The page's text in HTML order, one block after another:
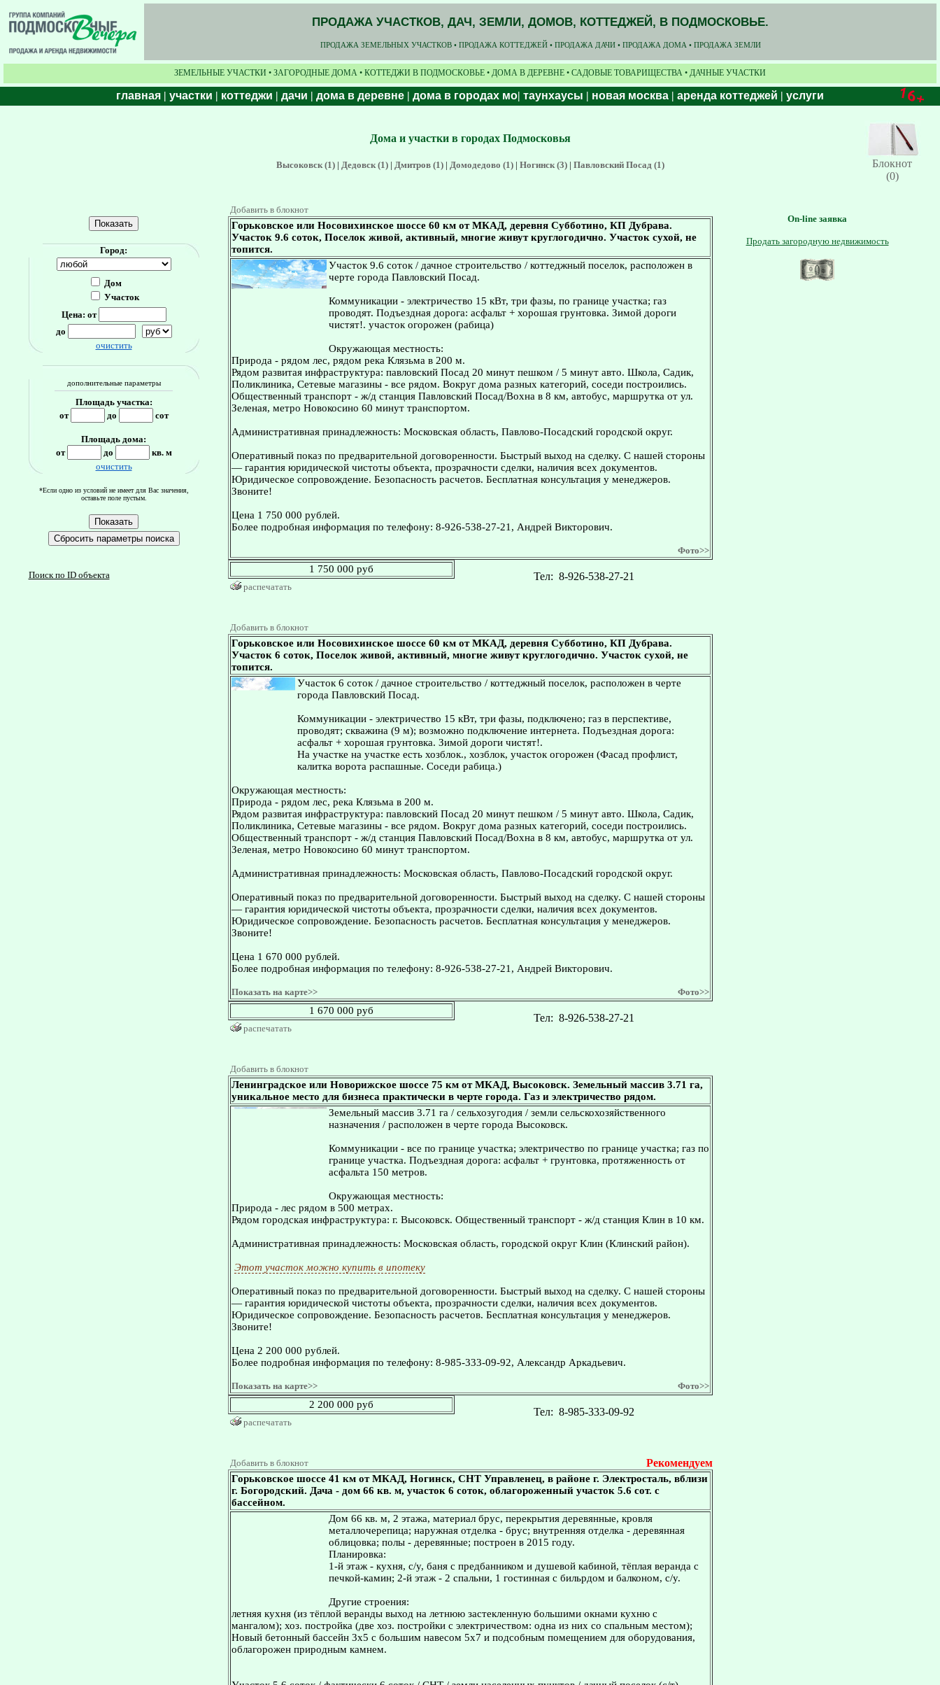
ПРОДАЖА УЧАСТКОВ, ДАЧ, ЗЕМЛИ, ДОМОВ, КОТТЕДЖЕЙ, В ПОДМОСКОВЬЕ.
ПРОДАЖА ЗЕМЕЛЬНЫХ УЧАСТКОВ • ПРОДАЖА КОТТЕДЖЕЙ • ПРОДАЖА ДАЧИ • ПРОДАЖА ДОМА • ПРОДАЖА ЗЕМЛИ
ЗЕМЕЛЬНЫЕ УЧАСТКИ • ЗАГОРОДНЫЕ ДОМА • КОТТЕДЖИ В ПОДМОСКОВЬЕ • ДОМА В ДЕРЕВНЕ • САДОВЫЕ ТОВАРИЩЕСТВА • ДАЧНЫЕ УЧАСТКИ
главная | участки | коттеджи | дачи | дома в деревне | дома в городах мо| таунхаусы | новая москва | аренда коттеджей | услуги
Дома и участки в городах Подмосковья
Высоковск (1) | Дедовск (1) | Дмитров (1) | Домодедово (1) | Ногинск (3) | Павловский Посад (1)
Блокнот
(0)
Город:
Дом
Участок
Цена: от
до
очистить
дополнительные параметры
Площадь участка:
от
до сот
Площадь дома:
от
до
кв. м
очистить
*Если одно из условий не имеет для Вас значения,
оставьте поле пустым.
Поиск по ID объекта
Добавить в блокнот
Горьковское или Носовихинское шоссе 60 км от МКАД, деревня Субботино, КП Дубрава.
Участок 9.6 соток, Поселок живой, активный, многие живут круглогодично. Участок сухой, не
топится.
Участок 9.6 соток / дачное строительство / коттеджный поселок, расположен в
черте города Павловский Посад.
Коммуникации - электричество 15 кВт, три фазы, по границе участка; газ
проводят. Подъездная дорога: асфальт + хорошая грунтовка. Зимой дороги
чистят!. участок огорожен (рабица)
Окружающая местность:
Природа - рядом лес, рядом река Клязьма в 200 м.
Рядом развитая инфраструктура: павловский Посад 20 минут пешком / 5 минут авто. Школа, Садик,
Поликлиника, Сетевые магазины - все рядом. Вокруг дома разных категорий, соседи построились.
Общественный транспорт - ж/д станция Павловский Посад/Вохна в 8 км, автобус, маршрутка от ул.
Зеленая, метро Новокосино 60 минут транспортом.
Административная принадлежность: Московская область, Павлово-Посадский городской округ.
Оперативный показ по предварительной договоренности. Быстрый выход на сделку. С нашей стороны
— гарантия юридической чистоты объекта, прозрачности сделки, наличия всех документов.
Юридическое сопровождение. Безопасность расчетов. Бесплатная консультация у менеджеров.
Звоните!
Цена 1 750 000 рублей.
Более подробная информация по телефону: 8-926-538-27-21, Андрей Викторович.
Фото>>
1 750 000 руб
распечатать
Тел: 8-926-538-27-21
Добавить в блокнот
Горьковское или Носовихинское шоссе 60 км от МКАД, деревня Субботино, КП Дубрава.
Участок 6 соток, Поселок живой, активный, многие живут круглогодично. Участок сухой, не
топится.
Участок 6 соток / дачное строительство / коттеджный поселок, расположен в черте
города Павловский Посад.
Коммуникации - электричество 15 кВт, три фазы, подключено; газ в перспективе,
проводят; скважина (9 м); возможно подключение интернета. Подъездная дорога:
асфальт + хорошая грунтовка. Зимой дороги чистят!.
На участке на участке есть хозблок., хозблок, участок огорожен (Фасад профлист,
калитка ворота распашные. Соседи рабица.)
Окружающая местность:
Природа - рядом лес, река Клязьма в 200 м.
Рядом развитая инфраструктура: павловский Посад 20 минут пешком / 5 минут авто. Школа, Садик,
Поликлиника, Сетевые магазины - все рядом. Вокруг дома разных категорий, соседи построились.
Общественный транспорт - ж/д станция Павловский Посад/Вохна в 8 км, автобус, маршрутка от ул.
Зеленая, метро Новокосино 60 минут транспортом.
Административная принадлежность: Московская область, Павлово-Посадский городской округ.
Оперативный показ по предварительной договоренности. Быстрый выход на сделку. С нашей стороны
— гарантия юридической чистоты объекта, прозрачности сделки, наличия всех документов.
Юридическое сопровождение. Безопасность расчетов. Бесплатная консультация у менеджеров.
Звоните!
Цена 1 670 000 рублей.
Более подробная информация по телефону: 8-926-538-27-21, Андрей Викторович.
Показать на карте>> Фото>>
1 670 000 руб
распечатать
Тел: 8-926-538-27-21
Добавить в блокнот
Ленинградское или Новорижское шоссе 75 км от МКАД, Высоковск. Земельный массив 3.71 га,
уникальное место для бизнеса практически в черте города. Газ и электричество рядом.
Земельный массив 3.71 га / сельхозугодия / земли сельскохозяйственного
назначения / расположен в черте города Высоковск.
Коммуникации - все по границе участка; электричество по границе участка; газ по
границе участка. Подъездная дорога: асфальт + грунтовка, протяженность от
асфальта 150 метров.
Окружающая местность:
Природа - лес рядом в 500 метрах.
Рядом городская инфраструктура: г. Высоковск. Общественный транспорт - ж/д станция Клин в 10 км.
Административная принадлежность: Московская область, городской округ Клин (Клинский район).
Этот участок можно купить в ипотеку
Оперативный показ по предварительной договоренности. Быстрый выход на сделку. С нашей стороны
— гарантия юридической чистоты объекта, прозрачности сделки, наличия всех документов.
Юридическое сопровождение. Безопасность расчетов. Бесплатная консультация у менеджеров.
Звоните!
Цена 2 200 000 рублей.
Более подробная информация по телефону: 8-985-333-09-92, Александр Аркадьевич.
Показать на карте>> Фото>>
2 200 000 руб
распечатать
Тел: 8-985-333-09-92
Добавить в блокнот Рекомендуем
Горьковское шоссе 41 км от МКАД, Ногинск, СНТ Управленец, в районе г. Электросталь, вблизи
г. Богородский. Дача - дом 66 кв. м, участок 6 соток, облагороженный участок 5.6 сот. с
бассейном.
Дом 66 кв. м, 2 этажа, материал брус, перекрытия деревянные, кровля
металлочерепица; наружная отделка - брус; внутренняя отделка - деревянная
облицовка; полы - деревянные; построен в 2015 году.
Планировка:
1-й этаж - кухня, с/у, баня с предбанником и душевой кабиной, тёплая веранда с
печкой-камин; 2-й этаж - 2 спальни, 1 гостинная с бильрдом и балконом, с/у.
Другие строения:
летняя кухня (из тёплой веранды выход на летнюю застекленную большими окнами кухню с
мангалом); хоз. постройка (две хоз. постройки с электричеством: одна из них со спальным местом);
Новый бетонный бассейн 3х5 с большим навесом 5х7 и подсобным помещением для оборудования,
облагорожен природным камнем.
On-line заявка
Продать загородную недвижимость